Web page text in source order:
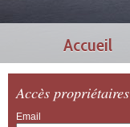
Accueil
Accès propriétaires
Email